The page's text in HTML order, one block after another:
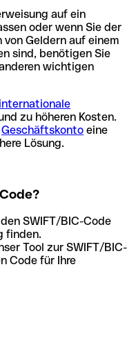
auf ein
oder wenn Sie der
Geldern auf einem
sind, benötigen Sie
wichtigen
internationale
zu höheren Kosten.
Geschäftskonto eine
Lösung.
SWIFT/BIC-Code
finden.
Tool zur SWIFT/BIC-
Code für Ihre